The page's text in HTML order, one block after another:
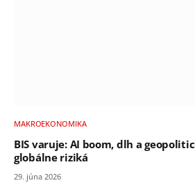
MAKROEKONOMIKA
BIS varuje: AI boom, dlh a
globálne riziká
29. júna 2026